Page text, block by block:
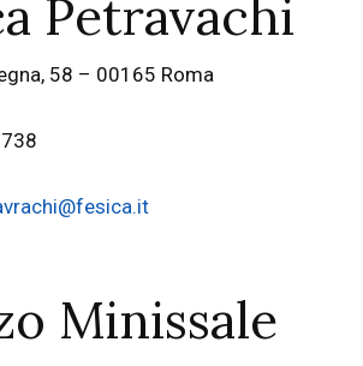
Petravachi
58 – 00165 Roma
Minissale